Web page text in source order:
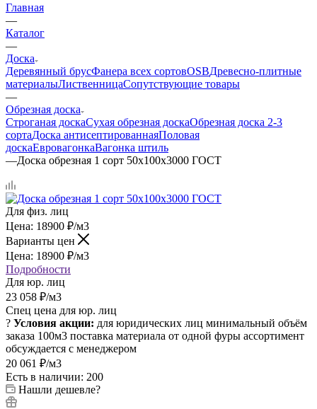
Главная
—
Каталог
—
Доска
Деревянный брусФанера всех сортовOSBДревесно-плитные
материалыЛиственницаСопутствующие товары
—
Обрезная доска
Строганая доскаСухая обрезная доскаОбрезная доска 2-3
сортаДоска антисептированнаяПоловая
доскаЕвровагонкаВагонка штиль
—Доска обрезная 1 сорт 50х100х3000 ГОСТ
Для физ. лиц
Цена: 18900 ₽/м3
Варианты цен
Цена: 18900 ₽/м3
Подробности
Для юр. лиц
23 058 ₽/м3
Спец цена для юр. лиц
? Условия акции: для юридических лиц минимальный объём
заказа 100м3 поставка материала от одной фуры ассортимент
обсуждается с менеджером
20 061 ₽/м3
Есть в наличии: 200
Нашли дешевле?